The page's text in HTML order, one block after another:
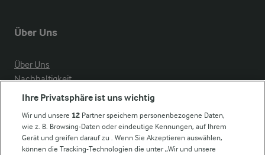
Über Uns
Über Uns
Nachhaltigkeit
Compliance
Arla in anderen Ländern
Ihre Privatsphäre ist uns wichtig
Wir und unsere 12 Partner speichern personenbezogene Daten,
wie z. B. Browsing-Daten oder eindeutige Kennungen, auf Ihrem
Gerät und greifen darauf zu . Wenn Sie Akzeptieren auswählen,
können die Tracking-Technologien die unter „Wir und unsere